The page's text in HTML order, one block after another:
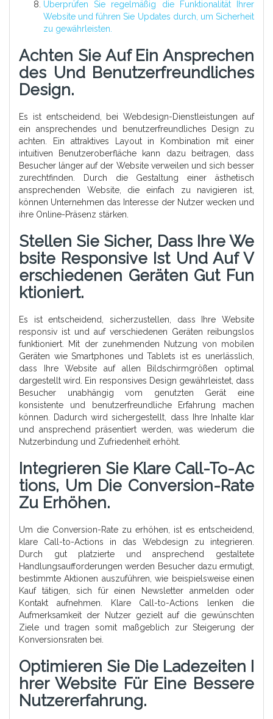
Überprüfen Sie regelmäßig die Funktionalität Ihrer
Website und führen Sie Updates durch, um Sicherheit
zu gewährleisten.
Achten Sie Auf Ein Ansprechen
Des Und Benutzerfreundliches
Design.
Es ist entscheidend, bei Webdesign-Dienstleistungen auf
ein ansprechendes und benutzerfreundliches Design zu
achten. Ein attraktives Layout in Kombination mit einer
intuitiven Benutzeroberfläche kann dazu beitragen, dass
Besucher länger auf der Website verweilen und sich besser
zurechtfinden. Durch die Gestaltung einer ästhetisch
ansprechenden Website, die einfach zu navigieren ist,
können Unternehmen das Interesse der Nutzer wecken und
ihre Online-Präsenz stärken.
Stellen Sie Sicher, Dass Ihre We
Bsite Responsive Ist Und Auf V
Erschiedenen Geräten Gut Fun
Ktioniert.
Es ist entscheidend, sicherzustellen, dass Ihre Website
responsiv ist und auf verschiedenen Geräten reibungslos
funktioniert. Mit der zunehmenden Nutzung von mobilen
Geräten wie Smartphones und Tablets ist es unerlässlich,
dass Ihre Website auf allen Bildschirmgrößen optimal
dargestellt wird. Ein responsives Design gewährleistet, dass
Besucher unabhängig vom genutzten Gerät eine
konsistente und benutzerfreundliche Erfahrung machen
können. Dadurch wird sichergestellt, dass Ihre Inhalte klar
und ansprechend präsentiert werden, was wiederum die
Nutzerbindung und Zufriedenheit erhöht.
Integrieren Sie Klare Call-To-Ac
Tions, Um Die Conversion-Rate
Zu Erhöhen.
Um die Conversion-Rate zu erhöhen, ist es entscheidend,
klare Call-to-Actions in das Webdesign zu integrieren.
Durch gut platzierte und ansprechend gestaltete
Handlungsaufforderungen werden Besucher dazu ermutigt,
bestimmte Aktionen auszuführen, wie beispielsweise einen
Kauf tätigen, sich für einen Newsletter anmelden oder
Kontakt aufnehmen. Klare Call-to-Actions lenken die
Aufmerksamkeit der Nutzer gezielt auf die gewünschten
Ziele und tragen somit maßgeblich zur Steigerung der
Konversionsraten bei.
Optimieren Sie Die Ladezeiten I
Hrer Website Für Eine Bessere
Nutzererfahrung.